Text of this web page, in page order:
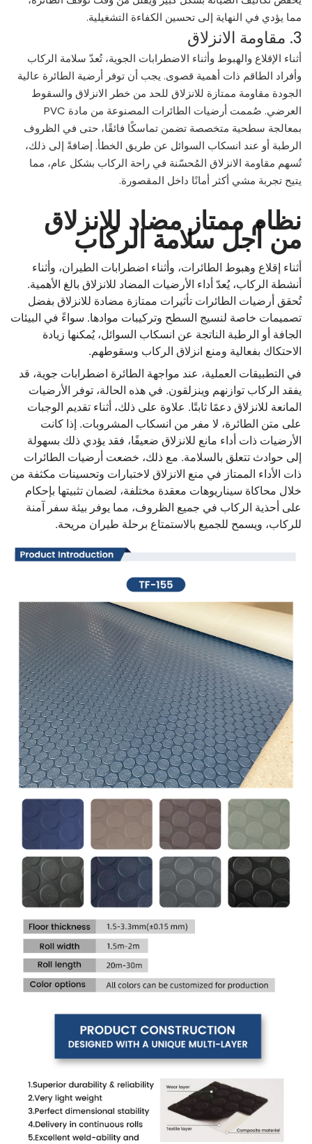
مما يؤدي في النهاية إلى تحسين الكفاءة التشغيلية.
3. مقاومة الانزلاق
أثناء الإقلاع والهبوط وأثناء الاضطرابات الجوية، تُعدّ سلامة الركاب
وأفراد الطاقم ذات أهمية قصوى. يجب أن توفر أرضية الطائرة عالية
الجودة مقاومة ممتازة للانزلاق للحد من خطر الانزلاق والسقوط
العرضي. صُممت أرضيات الطائرات المصنوعة من مادة PVC
بمعالجة سطحية متخصصة تضمن تماسكًا فائقًا، حتى في الظروف
الرطبة أو عند انسكاب السوائل عن طريق الخطأ. إضافةً إلى ذلك،
تُسهم مقاومة الانزلاق المُحسّنة في راحة الركاب بشكل عام، مما
يتيح تجربة مشي أكثر أمانًا داخل المقصورة.
نظام ممتاز مضاد للانزلاق
من أجل سلامة الركاب
أثناء إقلاع وهبوط الطائرات، وأثناء اضطرابات الطيران، وأثناء
أنشطة الركاب، يُعدّ أداء الأرضيات المضاد للانزلاق بالغ الأهمية.
تُحقق أرضيات الطائرات تأثيرات ممتازة مضادة للانزلاق بفضل
تصميمات خاصة لنسيج السطح وتركيبات موادها. سواءً في البيئات
الجافة أو الرطبة الناتجة عن انسكاب السوائل، يُمكنها زيادة
الاحتكاك بفعالية ومنع انزلاق الركاب وسقوطهم.
في التطبيقات العملية، عند مواجهة الطائرة اضطرابات جوية، قد
يفقد الركاب توازنهم وينزلقون. في هذه الحالة، توفر الأرضيات
المانعة للانزلاق دعمًا ثابتًا. علاوة على ذلك، أثناء تقديم الوجبات
على متن الطائرة، لا مفر من انسكاب المشروبات. إذا كانت
الأرضيات ذات أداء مانع للانزلاق ضعيفًا، فقد يؤدي ذلك بسهولة
إلى حوادث تتعلق بالسلامة. مع ذلك، خضعت أرضيات الطائرات
ذات الأداء الممتاز في منع الانزلاق لاختبارات وتحسينات مكثفة من
خلال محاكاة سيناريوهات معقدة مختلفة، لضمان تثبيتها بإحكام
على أحذية الركاب في جميع الظروف، مما يوفر بيئة سفر آمنة
للركاب، ويسمح للجميع بالاستمتاع برحلة طيران مريحة.